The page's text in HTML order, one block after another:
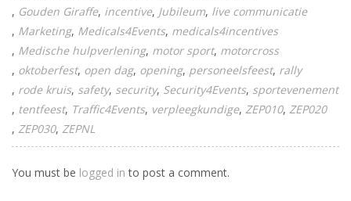
Gouden Giraffe incentive Jubileum live communicatie
Marketing Medicals4Events medicals4incentives
Medische hulpverlening motor sport motorcross
oktoberfest open dag opening personeelsfeest rally
rode kruis safety security Security4Events sportevenement
tentfeest Traffic4Events verpleegkundige ZEP010 ZEP020
ZEP030 ZEPNL
You must be logged in to post a comment.